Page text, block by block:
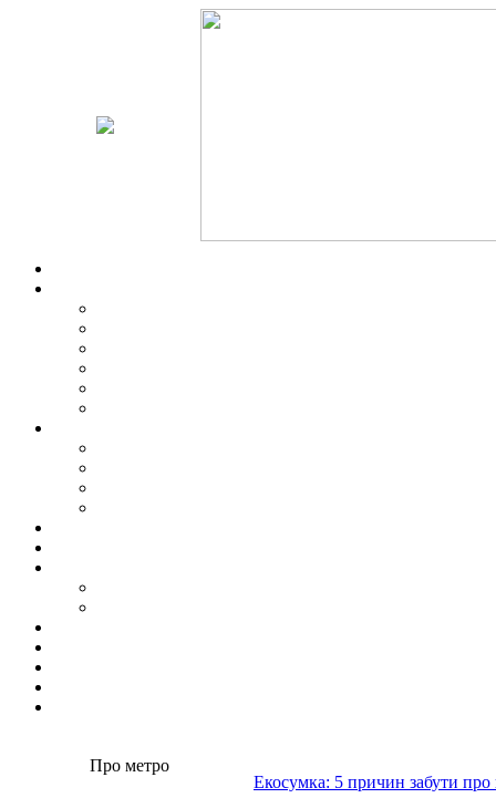
Про метро
Екосумка: 5 причин забути про